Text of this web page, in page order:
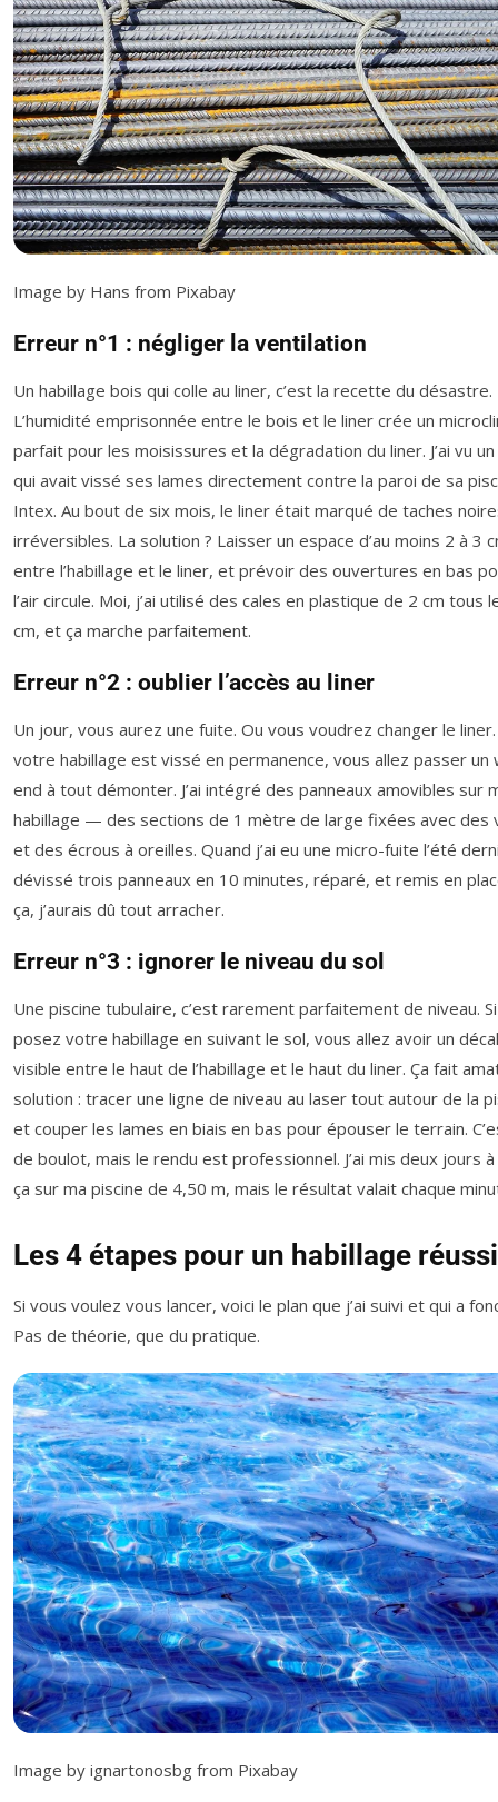
Image by Hans from Pixabay
Erreur n°1 : négliger la ventilation
Un habillage bois qui colle au liner, c’est la recette du désastre.
L’humidité emprisonnée entre le bois et le liner crée un
parfait pour les moisissures et la dégradation du liner. J’ai vu
qui avait vissé ses lames directement contre la paroi de sa
Intex. Au bout de six mois, le liner était marqué de taches
irréversibles. La solution ? Laisser un espace d’au moins 2 à 3
entre l’habillage et le liner, et prévoir des ouvertures en bas
l’air circule. Moi, j’ai utilisé des cales en plastique de 2 cm tous
cm, et ça marche parfaitement.
Erreur n°2 : oublier l’accès au liner
Un jour, vous aurez une fuite. Ou vous voudrez changer le liner.
votre habillage est vissé en permanence, vous allez passer un
end à tout démonter. J’ai intégré des panneaux amovibles sur
habillage — des sections de 1 mètre de large fixées avec des
et des écrous à oreilles. Quand j’ai eu une micro-fuite l’été
dévissé trois panneaux en 10 minutes, réparé, et remis en
ça, j’aurais dû tout arracher.
Erreur n°3 : ignorer le niveau du sol
Une piscine tubulaire, c’est rarement parfaitement de niveau.
posez votre habillage en suivant le sol, vous allez avoir un
visible entre le haut de l’habillage et le haut du liner. Ça fait
solution : tracer une ligne de niveau au laser tout autour de la
et couper les lames en biais en bas pour épouser le terrain.
de boulot, mais le rendu est professionnel. J’ai mis deux jours
ça sur ma piscine de 4,50 m, mais le résultat valait chaque
Les 4 étapes pour un habillage réussi
Si vous voulez vous lancer, voici le plan que j’ai suivi et qui a
Pas de théorie, que du pratique.
Image by ignartonosbg from Pixabay